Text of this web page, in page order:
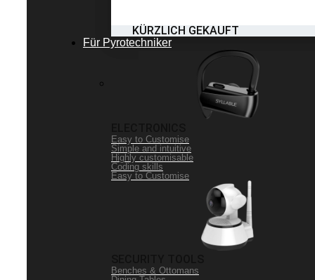
KÜRZLICH GEKAUFT
Für Pyrotechniker
Easy to Customise
Simple and intuitive
Highly customisable
Coding skills
Easy to Customise
Benches & Ottomans